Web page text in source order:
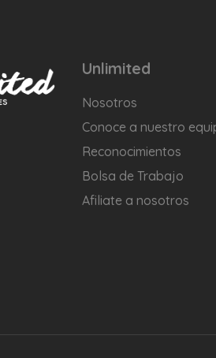
Unlimited
Nosotros
Conoce a nuestro
Reconocimientos
Bolsa de Trabajo
Afiliate a nosotros